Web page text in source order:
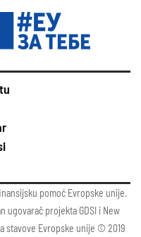
pomoć Evropske unije.
ugovarač projekta GDSI i New
stavove Evropske unije © 2019